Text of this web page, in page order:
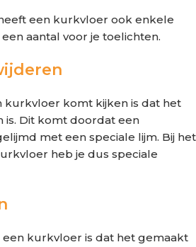
een kurkvloer ook enkele
aantal voor je toelichten.
kurkvloer komt kijken is dat het
is. Dit komt doordat een
met een speciale lijm. Bij het
heb je dus speciale
een kurkvloer is dat het gemaakt